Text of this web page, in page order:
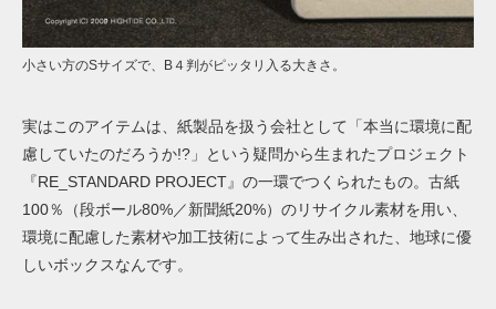
小さい方のSサイズで、B４判がピッタリ入る大きさ。
実はこのアイテムは、紙製品を扱う会社として「本当に環境に配
慮していたのだろうか!?」という疑問から生まれたプロジェクト
『RE_STANDARD PROJECT』の一環でつくられたもの。古紙
100％（段ボール80%／新聞紙20%）のリサイクル素材を用い、
環境に配慮した素材や加工技術によって生み出された、地球に優
しいボックスなんです。